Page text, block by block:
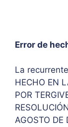
Error de
La
HECHO EN
POR
AGOSTO DE